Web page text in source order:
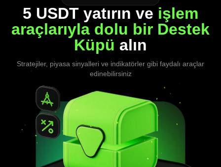
5 USDT yatırın ve işlem
araçlarıyla dolu bir Destek
Küpü alın
Stratejiler, piyasa sinyalleri ve indikatörler gibi faydalı araçlar
edinebilirsiniz